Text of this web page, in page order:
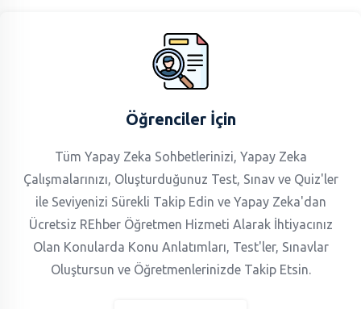
Öğrenciler İçin
Tüm Yapay Zeka Sohbetlerinizi, Yapay Zeka
Çalışmalarınızı, Oluşturduğunuz Test, Sınav ve Quiz'ler
ile Seviyenizi Sürekli Takip Edin ve Yapay Zeka'dan
Ücretsiz REhber Öğretmen Hizmeti Alarak İhtiyacınız
Olan Konularda Konu Anlatımları, Test'ler, Sınavlar
Oluştursun ve Öğretmenlerinizde Takip Etsin.